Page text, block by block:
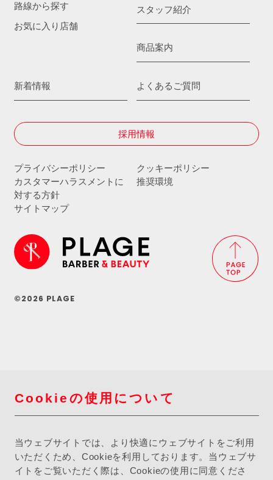
路線から探す
お気に入り店舗
スタッフ紹介
商品案内
新着情報 よくあるご質問
採用情報
プライバシーポリシー
クッキーポリシー
カスタマーハラスメントに
対する方針
推奨環境
サイトマップ
©2026 PLAGE
Cookieの使用について
当ウェブサイトでは、より快適にウェブサイトをご利用
いただくため、Cookieを利用しております。当ウェブサ
イトをご覧いただく際は、Cookieの使用に同意くださ